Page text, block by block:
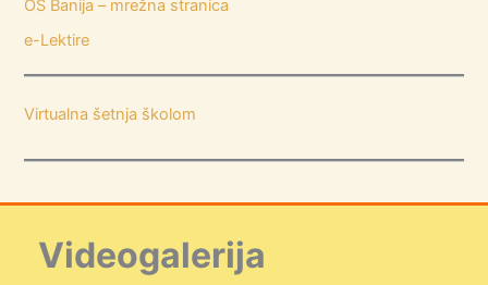
OŠ Banija – mrežna stranica
e-Lektire
Virtualna šetnja školom
Videogalerija